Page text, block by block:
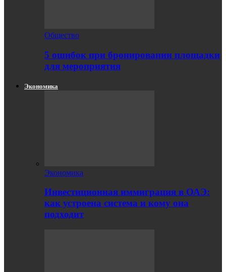
Общество
5 ошибок при бронировании площадки
для мероприятия
Экономика
Экономика
Инвестиционная иммиграция в ОАЭ:
как устроена система и кому она
подходит